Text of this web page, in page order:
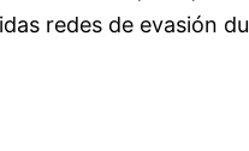
redes de evasión